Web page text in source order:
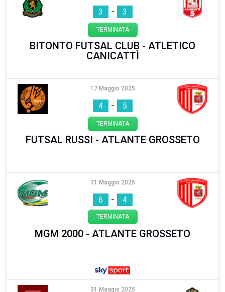
3 - 3
BITONTO FUTSAL CLUB - ATLETICO
CANICATTÌ
TERMINATA
17 Maggio 2025
4 - 5
FUTSAL RUSSI - ATLANTE GROSSETO
TERMINATA
31 Maggio 2025
6 - 4
MGM 2000 - ATLANTE GROSSETO
TERMINATA
31 Maggio 2025